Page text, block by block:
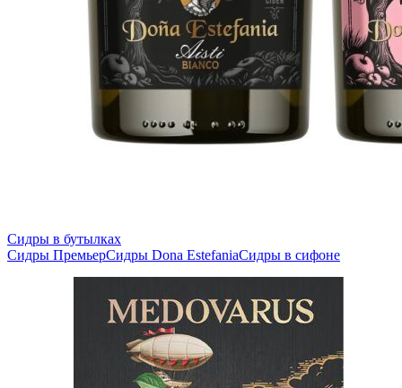
Сидры в бутылках
Сидры ПремьерСидры Dona EstefaniaСидры в сифоне